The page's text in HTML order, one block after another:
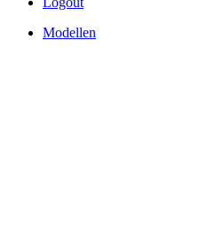
Modellen